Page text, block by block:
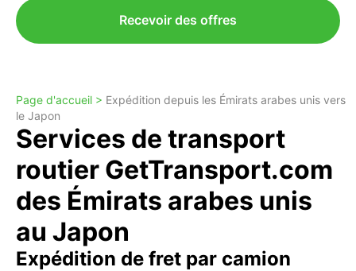
Recevoir des offres
Page d'accueil > Expédition depuis les Émirats arabes unis vers
le Japon
Services de transport
routier GetTransport.com
des Émirats arabes unis
au Japon
Expédition de fret par camion